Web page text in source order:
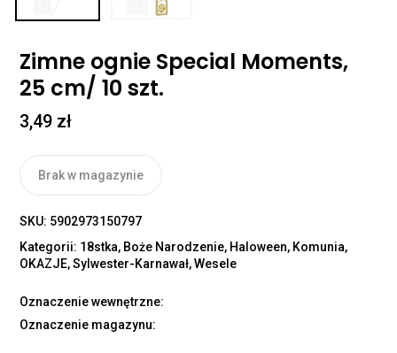
Zimne ognie Special Moments,
25 cm/ 10 szt.
3,49 zł
Brak w magazynie
SKU: 5902973150797
Kategorii: 18stka, Boże Narodzenie, Haloween, Komunia,
OKAZJE,Sylwester-Karnawał,Wesele
Oznaczenie wewnętrzne:
Oznaczenie magazynu: